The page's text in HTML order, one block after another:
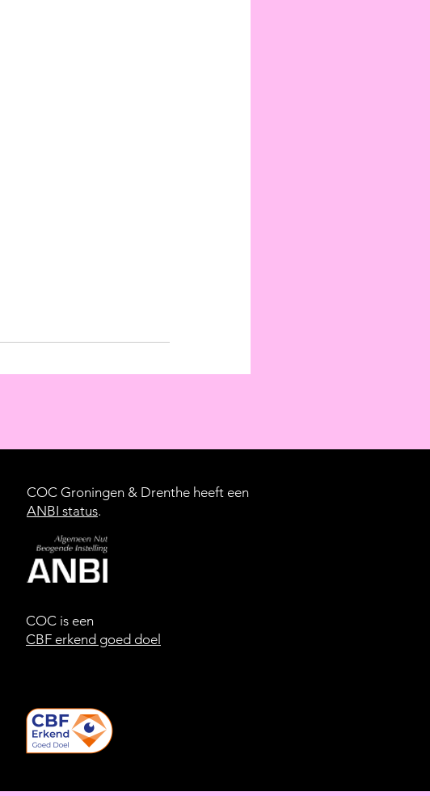
COC Groningen & Drenthe heeft een
ANBI status.
COC is een
CBF erkend goed doel